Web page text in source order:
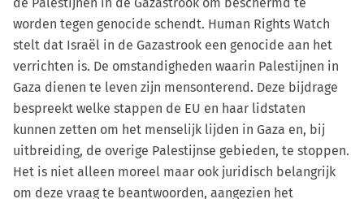
worden tegen genocide schendt. Human Rights Watch
stelt dat Israël in de Gazastrook een genocide aan het
verrichten is. De omstandigheden waarin Palestijnen in
Gaza dienen te leven zijn mensonterend. Deze bijdrage
bespreekt welke stappen de EU en haar lidstaten
kunnen zetten om het menselijk lijden in Gaza en, bij
uitbreiding, de overige Palestijnse gebieden, te stoppen.
Het is niet alleen moreel maar ook juridisch belangrijk
om deze vraag te beantwoorden, aangezien het